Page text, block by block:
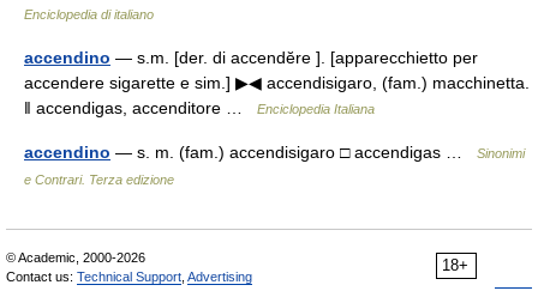
Enciclopedia di italiano
accendino — s.m. [der. di accendĕre ]. [apparecchietto per
accendere sigarette e sim.] ▶◀ accendisigaro, (fam.) macchinetta.
‖ accendigas, accenditore …
Enciclopedia Italiana
accendino — s. m. (fam.) accendisigaro □ accendigas …
Sinonimi
e Contrari. Terza edizione
18+
© Academic, 2000-2026
Contact us: Technical Support Advertising